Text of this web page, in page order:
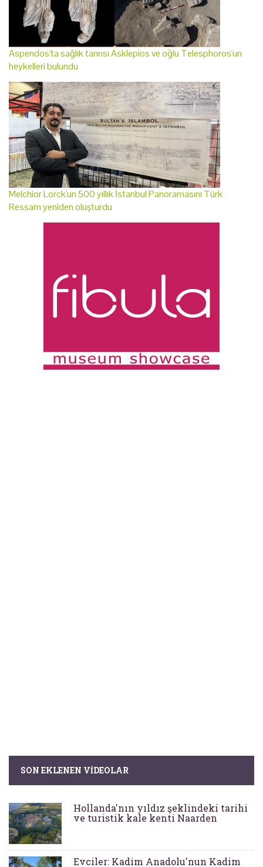
Aspendos'ta sağlık tanrısı Asklepios ve oğlu Telesphoros'un
heykelleri bulundu
Melchior Lorck'un 500 yıllık İstanbul Panoramasını Türk
Ressam yeniden oluşturdu
SON EKLENEN VIDEOLAR
Hollanda'nın yıldız şeklindeki tarihi
ve turistik kale kenti Naarden
Evciler: Kadim Anadolu'nun Kadim